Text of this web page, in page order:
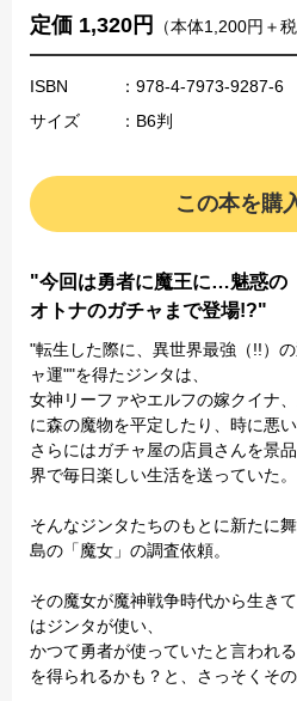
定価 1,320円 （本体1,200円＋税
ISBN
：978-4-7973-9287-6
サイズ
：B6判
この本を購
"今回は勇者に魔王に…魅惑の
オトナのガチャまで登場!?"
"転生した際に、異世界最強（!!）
ャ運""を得たジンタは、
女神リーファやエルフの嫁クイナ
に森の魔物を平定したり、時に悪
さらにはガチャ屋の店員さんを景
界で毎日楽しい生活を送っていた。
そんなジンタたちのもとに新たに
島の「魔女」の調査依頼。
その魔女が魔神戦争時代から生き
はジンタが使い、
かつて勇者が使っていたと言われ
を得られるかも？と、さっそくそ